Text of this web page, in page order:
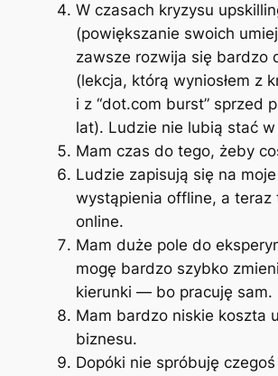
W czasach kryzysu
(powiększanie swoich
zawsze rozwija się bardzo
(lekcja, którą wyniosłem z
i z “dot.com burst” sprzed
lat). Ludzie nie lubią stać
Mam czas do tego, żeby
Ludzie zapisują się na moje
wystąpienia offline, a teraz
online.
Mam duże pole do
mogę bardzo szybko
kierunki — bo pracuję sam.
Mam bardzo niskie koszta
biznesu.
Dopóki nie spróbuję